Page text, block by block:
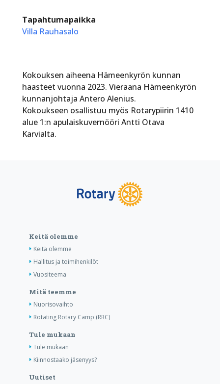
Tapahtumapaikka
Villa Rauhasalo
Kokouksen aiheena Hämeenkyrön kunnan
haasteet vuonna 2023. Vieraana Hämeenkyrön
kunnanjohtaja Antero Alenius.
Kokoukseen osallistuu myös Rotarypiirin 1410
alue 1:n apulaiskuvernööri Antti Otava
Karvialta.
Keitä olemme
Keitä olemme
Hallitus ja toimihenkilöt
Vuositeema
Mitä teemme
Nuorisovaihto
Rotating Rotary Camp (RRC)
Tule mukaan
Tule mukaan
Kiinnostaako jäsenyys?
Uutiset